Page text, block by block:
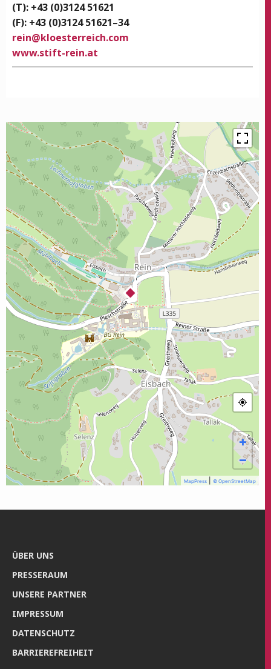
(T): +43 (0)3124 51621
(F): +43 (0)3124 51621–34
rein@kloesterreich.com
www.stift-rein.at
+
−
MapPress © OpenStreetMap
ÜBER UNS
PRES­SE­RAUM
UNSE­RE PARTNER
IMPRES­SUM
DATEN­SCHUTZ
BAR­RIE­RE­FREI­HEIT